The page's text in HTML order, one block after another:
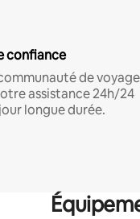
confiance
de
assistance 24h/24
longue durée.